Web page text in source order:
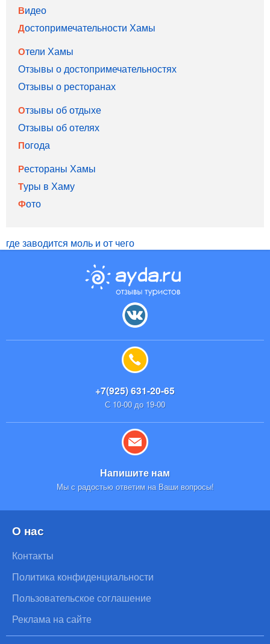
Видео
Достопримечательности Хамы
Отели Хамы
Отзывы о достопримечательностях
Отзывы о ресторанах
Отзывы об отдыхе
Отзывы об отелях
Погода
Рестораны Хамы
Туры в Хаму
Фото
где заводится моль и от чего
+7(925) 631-20-65
С 10-00 до 19-00
Напишите нам
Мы с радостью ответим на Ваши вопросы!
О нас
Контакты
Политика конфиденциальности
Пользовательское соглашение
Реклама на сайте